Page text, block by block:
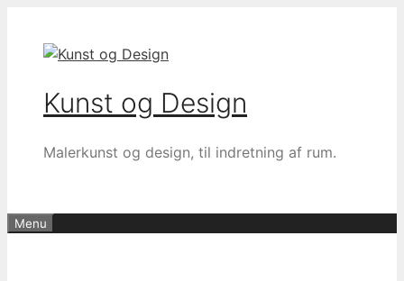
indhold
Kunst og Design
Malerkunst og design, til indretning af rum.
Menu